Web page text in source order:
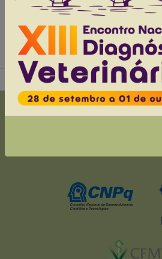
Download article |